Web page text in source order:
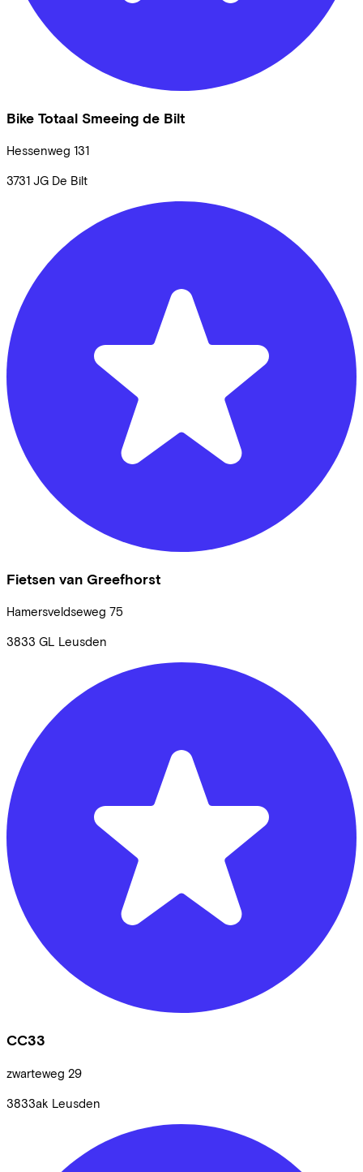
Bike Totaal Smeeing de Bilt
Hessenweg 131
3731 JG De Bilt
Fietsen van Greefhorst
Hamersveldseweg 75
3833 GL Leusden
CC33
zwarteweg 29
3833ak Leusden